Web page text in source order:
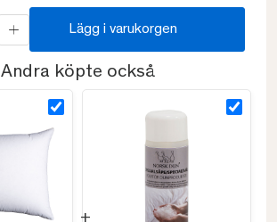
Lägg i varukorgen
Andra köpte också